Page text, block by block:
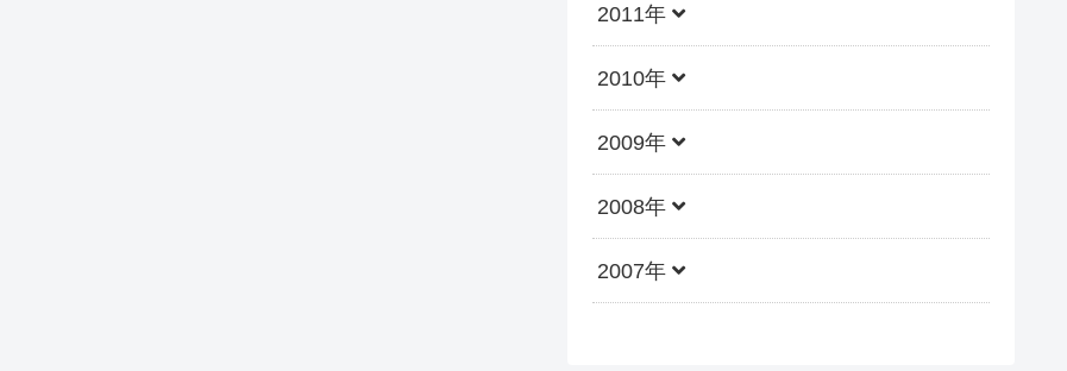
2011年
2010年
2009年
2008年
2007年